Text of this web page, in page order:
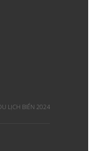
LỊCH BIỂN 2024